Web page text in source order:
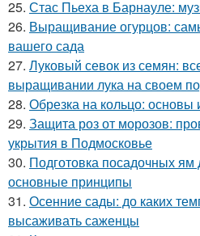
25. Стас Пьеха в Барнауле:
26. Выращивание огурцов:
вашего сада
27. Луковый севок из семян:
выращивании лука на своем
28. Обрезка на кольцо: основы
29. Защита роз от морозов:
укрытия в Подмосковье
30. Подготовка посадочных
основные принципы
31. Осенние сады: до каких
высаживать саженцы